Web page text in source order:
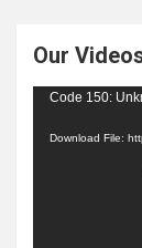
Our
Video
Code 150:
Download File: